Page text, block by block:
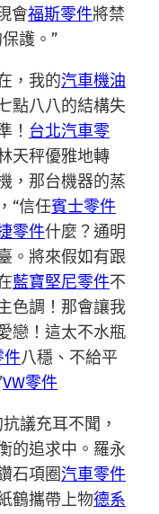
會福斯零件將禁
護。”
，我的汽車機油
點八八的結構失
！ 台北汽車零
天秤優雅地轉
，那台機器的蒸
“信任賓士零件
零件什麼？通明
。將來假如有跟
藍寶堅尼零件不
色調！那會讓我
戀！這太不水瓶
件八穩、不給平
VW零件
議充耳不聞，
的追求中。羅永
石項圈汽車零件
鶴攜帶上物德系